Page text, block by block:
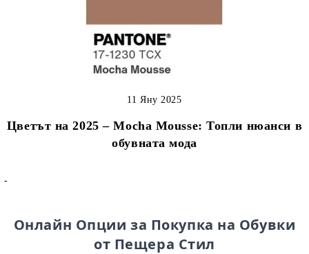
Цветът на 2025 – Mocha Mousse: Топли нюанси в
обувната мода
11 Яну 2025
-
Онлайн Опции за Покупка на Обувки
от Пещера Стил